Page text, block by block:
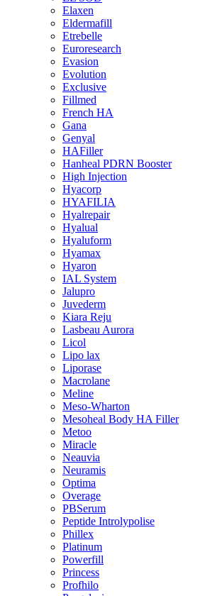
Elaxen
Eldermafill
Etrebelle
Euroresearch
Evasion
Evolution
Exclusive
Fillmed
French HA
Gana
Genyal
HAFiller
Hanheal PDRN Booster
High Injection
Hyacorp
HYAFILIA
Hyalrepair
Hyalual
Hyaluform
Hyamax
Hyaron
IAL System
Jalupro
Juvederm
Kiara Reju
Lasbeau Aurora
Licol
Lipo lax
Liporase
Macrolane
Meline
Meso-Wharton
Mesoheal Body HA Filler
Metoo
Miracle
Neauvia
Neuramis
Optima
Overage
PBSerum
Peptide Introlypolise
Phillex
Platinum
Powerfill
Princess
Profhilo